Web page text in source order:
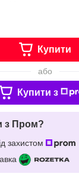
Купити
або
Купити з
з Пром?
захистом